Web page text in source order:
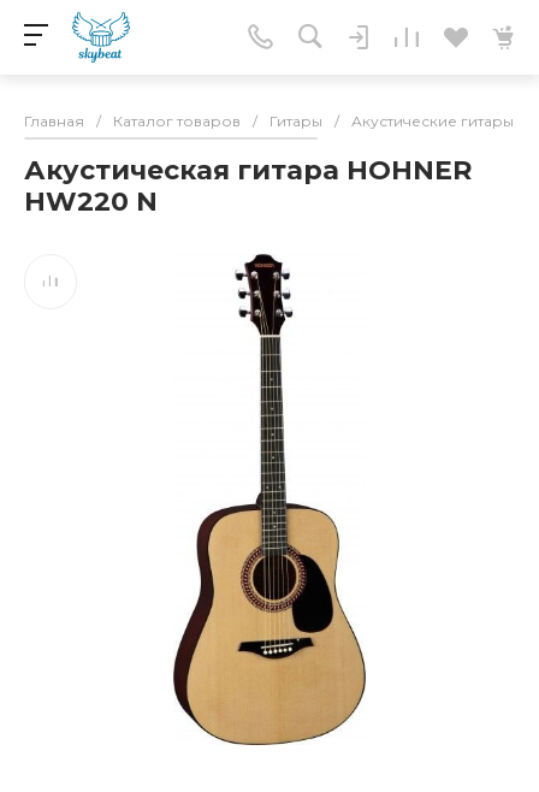
Главная / Каталог товаров / Гитары / Акустические гитары
Акустическая гитара HOHNER
HW220 N